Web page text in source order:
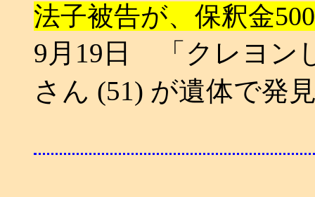
法子被告が、保釈金
9月19日 「クレヨン
さん (51) が遺体で発